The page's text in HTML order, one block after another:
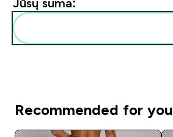
Jūsų suma:
Recommended for you